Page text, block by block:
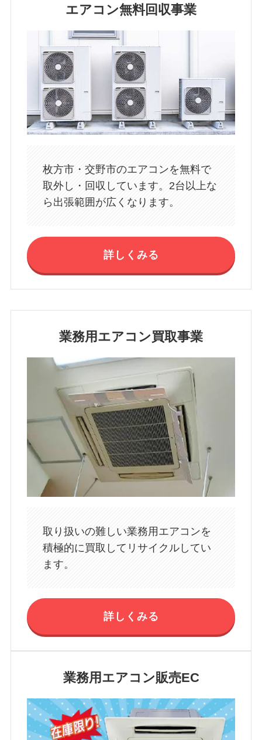
エアコン無料回収事業
枚方市・交野市のエアコンを無料で
取外し・回収しています。2台以上な
ら出張範囲が広くなります。
詳しくみる
業務用エアコン買取事業
取り扱いの難しい業務用エアコンを
積極的に買取してリサイクルしてい
ます。
詳しくみる
業務用エアコン販売EC